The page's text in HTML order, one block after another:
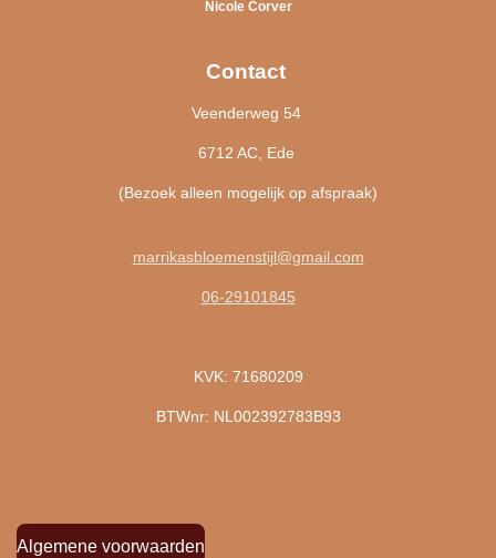
Nicole Corver
Contact
Veenderweg 54
6712 AC, Ede
(Bezoek alleen mogelijk op afspraak)
marrikasbloemenstijl@gmail.com
06-29101845
KVK: 71680209
BTWnr: NL002392783B93
Algemene voorwaarden